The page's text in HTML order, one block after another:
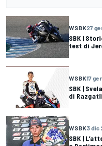
WSBK27
SBK |
test di
WSBK17
SBK |
di
WSBK3 dic
SBK |